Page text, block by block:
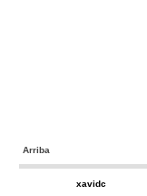
Arriba
xavidc